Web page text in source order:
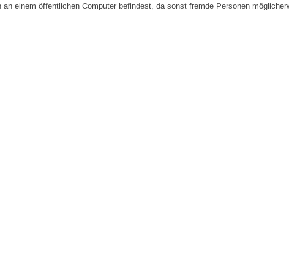
einem öffentlichen Computer befindest, da sonst fremde Personen